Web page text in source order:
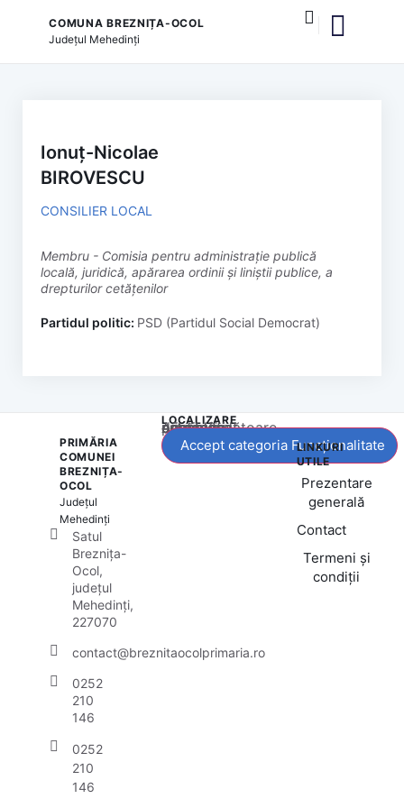
COMUNA BREZNIȚA-OCOL
Județul Mehedinți
Ionuț-Nicolae
BIROVESCU
CONSILIER LOCAL
membru - Comisia pentru administrație publică
locală, juridică, apărarea ordinii și liniștii publice, a
drepturilor cetățenilor
Partidul politic: PSD (Partidul Social Democrat)
PRIMĂRIA
COMUNEI
BREZNIȚA-
OCOL
Județul
Mehedinți
Satul
Breznița-
Ocol,
județul
Mehedinți,
227070
contact@breznitaocolprimaria.ro
0252
210
146
0252
210
146
LOCALIZARE
Acest conținut este blocat până când acceptați categoria corespunzătoare de cookie-uri.
Accept categoria Funcționalitate
LINKURI
UTILE
Prezentare
generală
Contact
Termeni și
condiții